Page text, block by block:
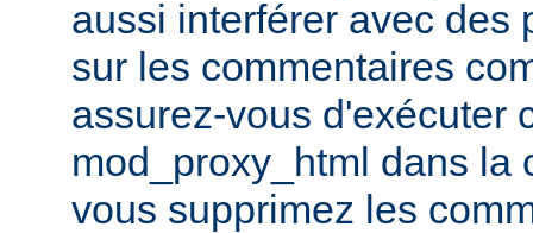
aussi interférer avec des
sur les commentaires
assurez-vous d'exécuter
mod_proxy_html dans la
vous supprimez les